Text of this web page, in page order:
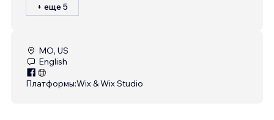
+ еще 5
MO, US
English
Платформы:Wix & Wix Studio